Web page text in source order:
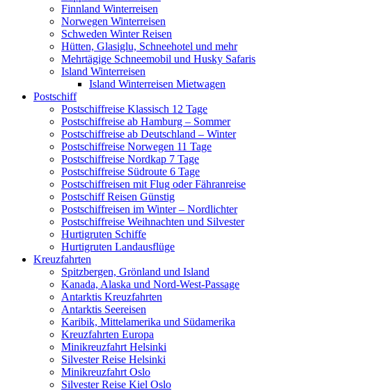
Finnland Winterreisen
Norwegen Winterreisen
Schweden Winter Reisen
Hütten, Glasiglu, Schneehotel und mehr
Mehrtägige Schneemobil und Husky Safaris
Island Winterreisen
Island Winterreisen Mietwagen
Postschiff
Postschiffreise Klassisch 12 Tage
Postschiffreise ab Hamburg – Sommer
Postschiffreise ab Deutschland – Winter
Postschiffreise Norwegen 11 Tage
Postschiffreise Nordkap 7 Tage
Postschiffreise Südroute 6 Tage
Postschiffreisen mit Flug oder Fähranreise
Postschiff Reisen Günstig
Postschiffreisen im Winter – Nordlichter
Postschiffreise Weihnachten und Silvester
Hurtigruten Schiffe
Hurtigruten Landausflüge
Kreuzfahrten
Spitzbergen, Grönland und Island
Kanada, Alaska und Nord-West-Passage
Antarktis Kreuzfahrten
Antarktis Seereisen
Karibik, Mittelamerika und Südamerika
Kreuzfahrten Europa
Minikreuzfahrt Helsinki
Silvester Reise Helsinki
Minikreuzfahrt Oslo
Silvester Reise Kiel Oslo